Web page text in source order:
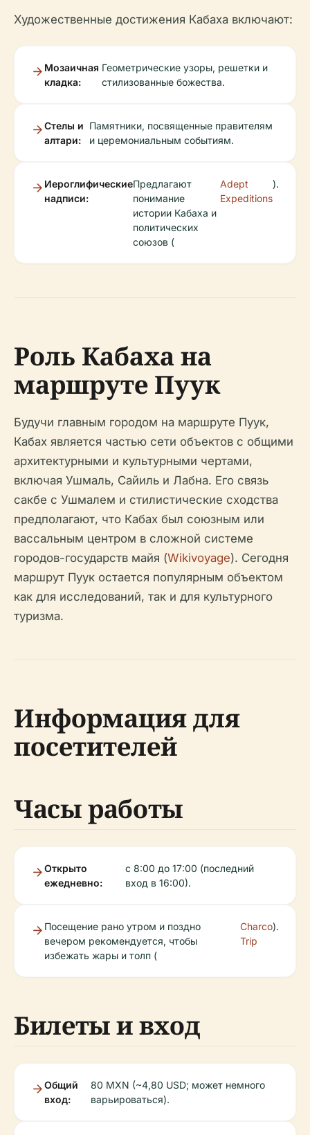
Художественные достижения Кабаха включают:
Мозаичная
кладка:
Геометрические узоры, решетки и
стилизованные божества.
Стелы и
алтари:
Памятники, посвященные правителям
и церемониальным событиям.
Иероглифические
надписи:
Предлагают
понимание
истории Кабаха и
политических
союзов (
Adept
Expeditions
).
Роль Кабаха на
маршруте Пуук
Будучи главным городом на маршруте Пуук,
Кабах является частью сети объектов с общими
архитектурными и культурными чертами,
включая Ушмаль, Сайиль и Лабна. Его связь
сакбе с Ушмалем и стилистические сходства
предполагают, что Кабах был союзным или
вассальным центром в сложной системе
городов-государств майя (Wikivoyage). Сегодня
маршрут Пуук остается популярным объектом
как для исследований, так и для культурного
туризма.
Информация для
посетителей
Часы работы
Открыто
ежедневно:
с 8:00 до 17:00 (последний
вход в 16:00).
Посещение рано утром и поздно
вечером рекомендуется, чтобы
избежать жары и толп (
Charco
Trip
).
Билеты и вход
Общий
вход:
80 MXN (~4,80 USD; может немного
варьироваться).